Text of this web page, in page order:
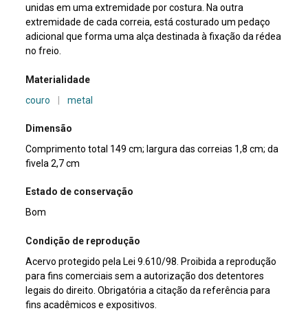
unidas em uma extremidade por costura. Na outra
extremidade de cada correia, está costurado um pedaço
adicional que forma uma alça destinada à fixação da rédea
no freio.
Materialidade
couro
metal
Dimensão
Comprimento total 149 cm; largura das correias 1,8 cm; da
fivela 2,7 cm
Estado de conservação
Bom
Condição de reprodução
Acervo protegido pela Lei 9.610/98. Proibida a reprodução
para fins comerciais sem a autorização dos detentores
legais do direito. Obrigatória a citação da referência para
fins acadêmicos e expositivos.